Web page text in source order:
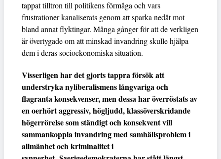
tappat tilltron till politikens förmåga och vars
frustrationer kanaliserats genom att sparka nedåt mot
bland annat flyktingar. Många gånger för att de verkligen
är övertygade om att minskad invandring skulle hjälpa
dem i deras socioekonomiska situation.
Visserligen har det gjorts tappra försök att
understryka nyliberalismens långvariga och
flagranta konsekvenser, men dessa har överröstats av
en oerhört aggressiv, högljudd, klassöverskridande
högerrörelse som ständigt och konsekvent vill
sammankoppla invandring med samhällsproblem i
allmänhet och kriminalitet i